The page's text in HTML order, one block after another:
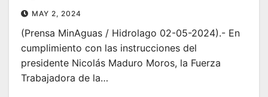
MAY 2, 2024
(Prensa MinAguas / Hidrolago 02-05-2024).- En
cumplimiento con las instrucciones del
presidente Nicolás Maduro Moros, la Fuerza
Trabajadora de la…